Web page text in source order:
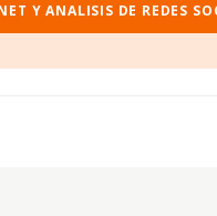
Y ANALISIS DE REDES